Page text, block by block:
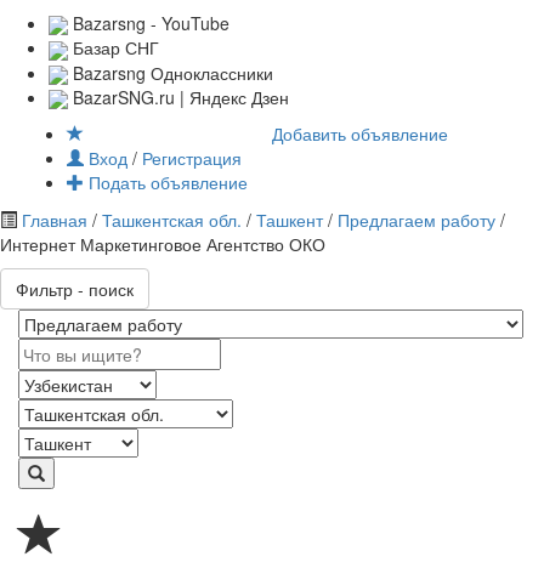
Bazarsng - YouTube
Базар СНГ
Bazarsng Одноклассники
BazarSNG.ru | Яндекс Дзен
Вход / Регистрация
Подать объявление
Добавить объявление
Главная / Ташкентская обл. / Ташкент/ Предлагаем работу /
Интернет Маркетинговое Агентство ОКО
Фильтр - поиск